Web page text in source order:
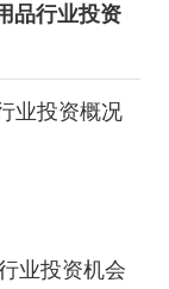
品行业投资
业投资概况
业投资机会